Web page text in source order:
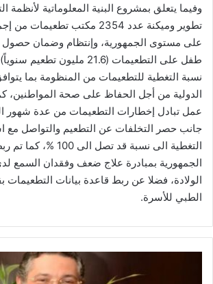
وفيما يتعلق بمشروع البنية المعلوماتية لأنظمة
طفل على التطعيمات (21.6
نسبة التغطية للتطعيمات من المنظومة بما
الدولية من أجل الحفاظ على صحة المواطنين،
عمل تبادل إخطارات التطعيمات من عدة شهور
جانب حصر التخلفات عن التطعيم والتواصل مع
التغطية الى نسبة قد
الجمهورية بمبادرة علاج ضعف وفقدان السمع
الولادة، فضلا عن ربط قاعدة بيانات التطعيمات
الطبي للأسرة.